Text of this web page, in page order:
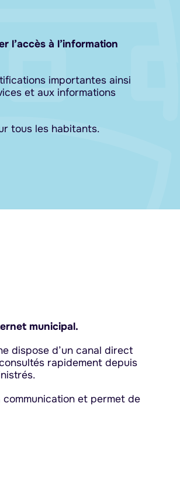
l’accès à l’information
importantes ainsi
et aux informations
tous les habitants.
municipal.
dispose d’un canal direct
rapidement depuis
et permet de